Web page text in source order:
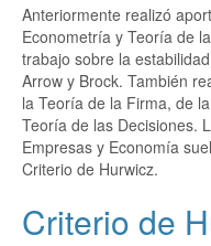
Anteriormente realizó
Econometría y Teoría de
trabajo sobre la
Arrow y Brock. También
la Teoría de la Firma, de
Teoría de las Decisiones.
Empresas y Economía
Criterio de Hurwicz.
Criterio de